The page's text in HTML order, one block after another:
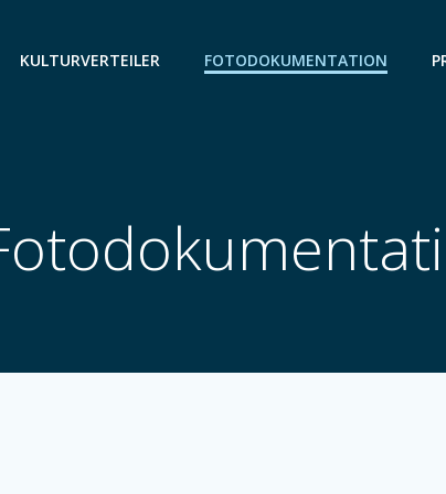
KULTURVERTEILER FOTODOKUMENTATION